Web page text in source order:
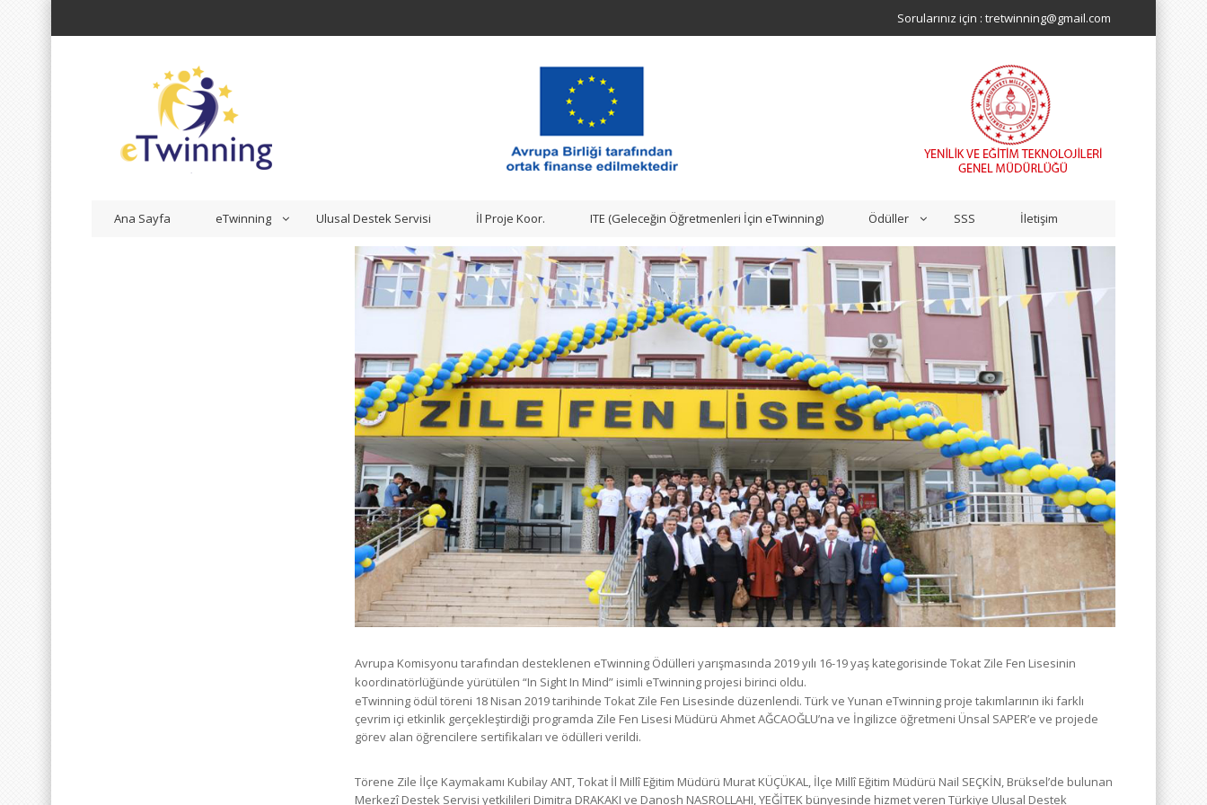
Sorularınız için : tretwinning@gmail.com
Ana Sayfa eTwinning Ulusal Destek Servisi İl Proje Koor. ITE (Geleceğin Öğretmenleri İçin eTwinning) Ödüller SSS İletişim
Avrupa Komisyonu tarafından desteklenen eTwinning Ödülleri yarışmasında 2019 yılı 16-19 yaş kategorisinde Tokat Zile Fen Lisesinin
koordinatörlüğünde yürütülen “In Sight In Mind” isimli eTwinning projesi birinci oldu.
eTwinning ödül töreni 18 Nisan 2019 tarihinde Tokat Zile Fen Lisesinde düzenlendi. Türk ve Yunan eTwinning proje takımlarının iki farklı
çevrim içi etkinlik gerçekleştirdiği programda Zile Fen Lisesi Müdürü Ahmet AĞCAOĞLU’na ve İngilizce öğretmeni Ünsal SAPER’e ve projede
görev alan öğrencilere sertifikaları ve ödülleri verildi.
Törene Zile İlçe Kaymakamı Kubilay ANT, Tokat İl Millî Eğitim Müdürü Murat KÜÇÜKAL, İlçe Millî Eğitim Müdürü Nail SEÇKİN, Brüksel’de bulunan
Merkezî Destek Servisi yetkilileri Dimitra DRAKAKI ve Danosh NASROLLAHI, YEĞİTEK bünyesinde hizmet veren Türkiye Ulusal Destek